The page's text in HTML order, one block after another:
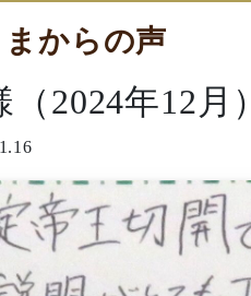
まからの声
2024年12月）